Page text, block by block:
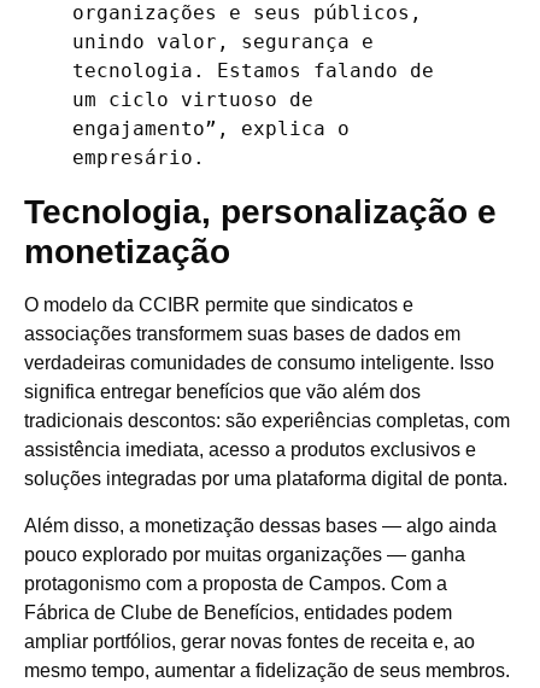
organizações e seus públicos,
unindo valor, segurança e
tecnologia. Estamos falando de
um ciclo virtuoso de
engajamento”, explica o
empresário.
Tecnologia, personalização e
monetização
O modelo da CCIBR permite que sindicatos e
associações transformem suas bases de dados em
verdadeiras comunidades de consumo inteligente. Isso
significa entregar benefícios que vão além dos
tradicionais descontos: são experiências completas, com
assistência imediata, acesso a produtos exclusivos e
soluções integradas por uma plataforma digital de ponta.
Além disso, a monetização dessas bases — algo ainda
pouco explorado por muitas organizações — ganha
protagonismo com a proposta de Campos. Com a
Fábrica de Clube de Benefícios, entidades podem
ampliar portfólios, gerar novas fontes de receita e, ao
mesmo tempo, aumentar a fidelização de seus membros.